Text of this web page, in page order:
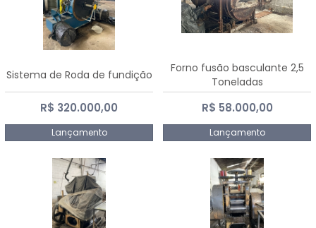
Sistema de Roda de fundição
R$ 320.000,00
Lançamento
Forno fusão basculante 2,5
Toneladas
R$ 58.000,00
Lançamento